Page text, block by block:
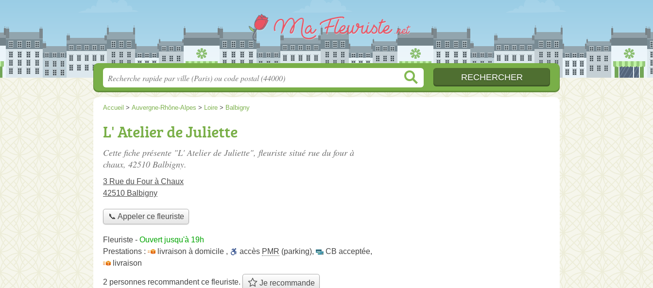
Accueil > Auvergne-Rhône-Alpes > Loire > Balbigny
L' Atelier de Juliette
Cette fiche présente "L' Atelier de Juliette", fleuriste situé rue du four à
chaux, 42510 Balbigny.
3 Rue du Four à Chaux
42510 Balbigny
📞 Appeler ce fleuriste
Fleuriste - Ouvert jusqu'à 19h
Prestations :
livraison à domicile , accès PMR (parking), CB acceptée,
livraison
2 personnes recommandentce fleuriste. Je recommande